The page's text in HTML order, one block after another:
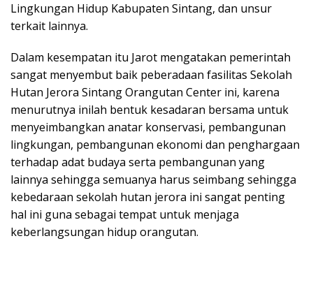
Lingkungan Hidup Kabupaten Sintang, dan unsur
terkait lainnya.
Dalam kesempatan itu Jarot mengatakan pemerintah
sangat menyembut baik peberadaan fasilitas Sekolah
Hutan Jerora Sintang Orangutan Center ini, karena
menurutnya inilah bentuk kesadaran bersama untuk
menyeimbangkan anatar konservasi, pembangunan
lingkungan, pembangunan ekonomi dan penghargaan
terhadap adat budaya serta pembangunan yang
lainnya sehingga semuanya harus seimbang sehingga
kebedaraan sekolah hutan jerora ini sangat penting
hal ini guna sebagai tempat untuk menjaga
keberlangsungan hidup orangutan.